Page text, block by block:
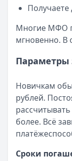
Многие МФО
мгновенно. В
Параметры
Новичкам
рублей.
более. Всё
Сроки